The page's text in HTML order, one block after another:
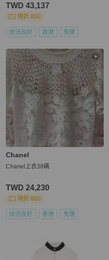
TWD 43,137
現折 800
狀況良好 香港 免運
Chanel
Chanel上衣38碼
TWD 24,230
現折 800
狀況良好 香港 免運